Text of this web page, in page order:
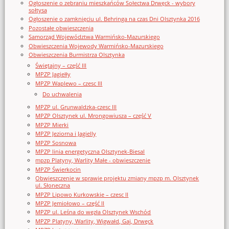
Ogłoszenie o zebraniu mieszkańców Sołectwa Drwęck - wybory
sołtysa
Ogłoszenie o zamknięciu ul. Behringa na czas Dni Olsztynka 2016
Pozostałe obwieszczenia
Samorząd Województwa Warmińsko-Mazurskiego
Obwieszczenia Wojewody Warmińsko-Mazurskiego
Obwieszczenia Burmistrza Olsztynka
Świętajny – część III
MPZP Jagiełły
MPZP Waplewo – czesc III
Do uchwalenia
MPZP ul. Grunwaldzka-czesc III
MPZP Olsztynek ul. Mrongowiusza – część V
MPZP Mierki
MPZP Jeziorna i Jagielly
MPZP Sosnowa
MPZP linia energetyczna Olsztynek-Biesal
mpzp Platyny, Warlity Małe - obwieszczenie
MPZP Świerkocin
Obwieszczenie w sprawie projektu zmiany mpzp m. Olsztynek
ul. Słoneczna
MPZP Lipowo Kurkowskie – czesc II
MPZP Jemiołowo – część II
MPZP ul. Leśna do węzła Olsztynek Wschód
MPZP Platyny, Warlity, Wigwałd, Gaj, Drwęck